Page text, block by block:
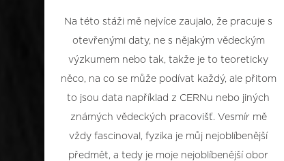
Na této stáži mě nejvíce zaujalo, že pracuje s
otevřenými daty, ne s nějakým vědeckým
výzkumem nebo tak, takže je to teoreticky
něco, na co se může podívat každý, ale přitom
to jsou data například z CERNu nebo jiných
známých vědeckých pracovišť. Vesmír mě
vždy fascinoval, fyzika je můj nejoblíbenější
předmět, a tedy je moje nejoblíbenější obor